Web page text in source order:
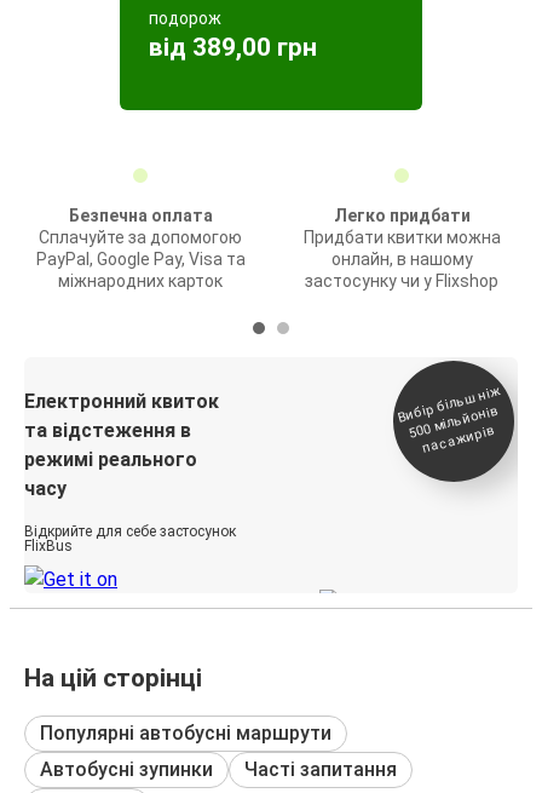
подорож
від 389,00 грн
Безпечна оплата
Сплачуйте за допомогою
PayPal, Google Pay, Visa та
міжнародних карток
Легко придбати
Придбати квитки можна
онлайн, в нашому
застосунку чи у Flixshop
Електронний квиток
та відстеження в
режимі реального
часу
Відкрийте для себе застосунок
FlixBus
Вибір біль
ш ні
ж
500
мільйонів
паса
жирів
На цій сторінці
Популярні автобусні маршрути
Автобусні зупинки
Часті запитання